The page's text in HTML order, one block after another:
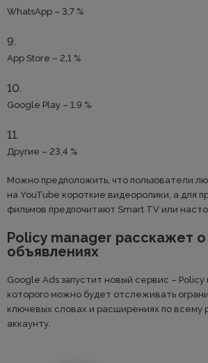
WhatsApp – 3,7 %
App Store – 2,1 %
Google Play – 1,9 %
Другие – 23,4 %
Можно предположить, что пользователи
на YouTube короткие видеоролики, а для
фильмов предпочитают Smart TV или
Policy manager расскажет о
объявлениях
Google Ads запустит новый сервис –
которого можно будет отслеживать
ключевых словах и расширениях по всему
аккаунту.